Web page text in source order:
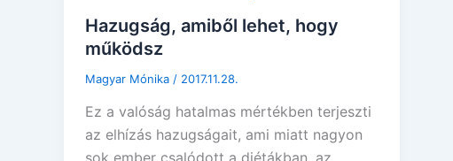
Hazugság, amiből lehet, hogy
működsz
Magyar Mónika / 2017.11.28.
Ez a valóság hatalmas mértékben terjeszti
az elhízás hazugságait, ami miatt nagyon